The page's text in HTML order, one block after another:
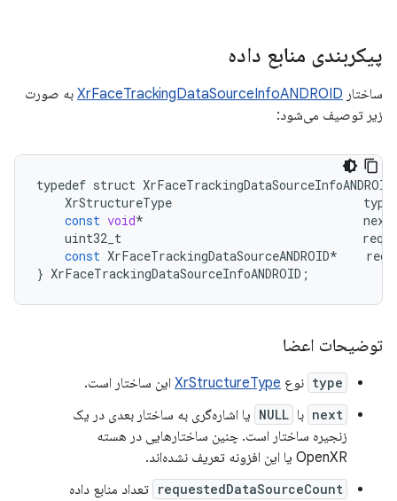
پیکربندی منابع داده
ساختار XrFaceTrackingDataSourceInfoANDROID به صورت
زیر توصیف می‌شود:
typedef struct XrFaceTrackingDataSourceInfoANDROID
XrStructureType
type
const void* next
uint32_t
const XrFaceTrackingDataSourceANDROID*
} XrFaceTrackingDataSourceInfoANDROID ;
توضیحات اعضا
type نوع XrStructureType این ساختار است.
next با NULL یا اشاره‌گری به ساختار بعدی در یک
زنجیره ساختار است. چنین ساختارهایی در هسته
OpenXR یا این افزونه تعریف نشده‌اند.
requestedDataSourceCount تعداد منابع داده